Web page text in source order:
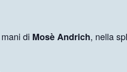
di Mosè Andrich, nella